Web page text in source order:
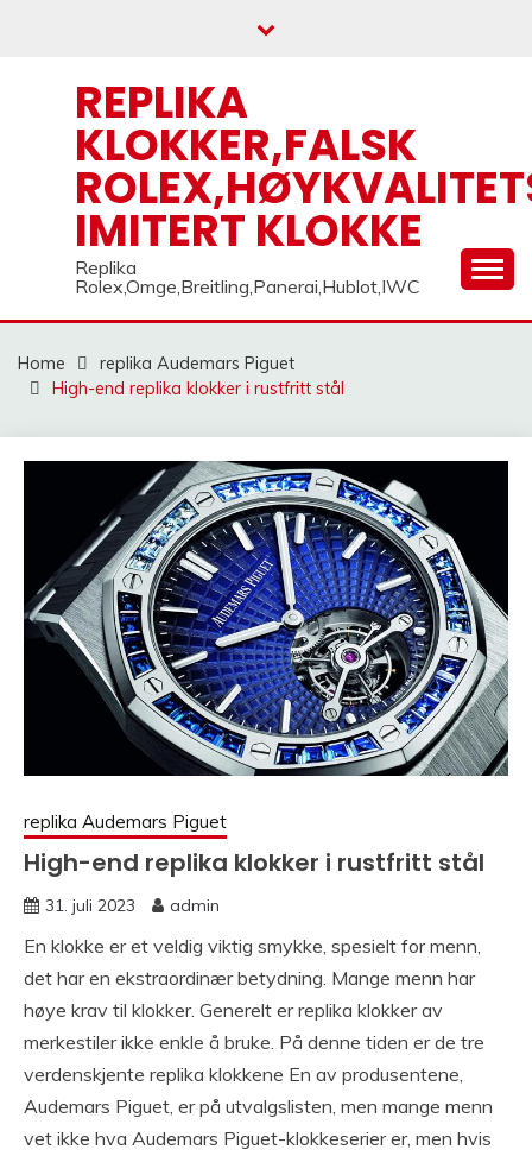
REPLIKA
KLOKKER,FALSK
IMITERT KLOKKE
Replika
Rolex,Omge,Breitling,Panerai,Hublot,IWC
Home
replika Audemars Piguet
High-end replika klokker i rustfritt stål
replika Audemars Piguet
High-end replika klokker i rustfritt stål
31. juli 2023 admin
En klokke er et veldig viktig smykke, spesielt for menn,
det har en ekstraordinær betydning. Mange menn har
høye krav til klokker. Generelt er replika klokker av
merkestiler ikke enkle å bruke. På denne tiden er de tre
verdenskjente replika klokkene En av produsentene,
Audemars Piguet, er på utvalgslisten, men mange menn
vet ikke hva Audemars Piguet-klokkeserier er, men hvis